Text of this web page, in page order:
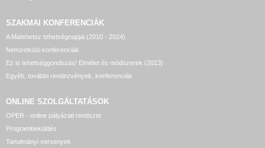
SZAKMAI KONFERENCIÁK
A Matehetsz tehetségnapjai (2010 - 2024)
Nemzetközi konferenciák
Ez is tehetséggondozás! Elmélet és módszerek (2013)
Egyéb, további rendezvények, konferenciák
ONLINE SZOLGÁLTATÁSOK
OPER - online pályázati rendszer
Programbeküldés
Tanulmányi versenyek